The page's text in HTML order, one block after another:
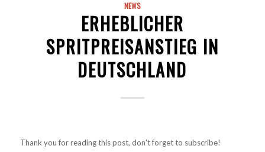
NEWS
ERHEBLICHER
SPRITPREISANSTIEG IN
DEUTSCHLAND
Thank you for reading this post, don't forget to subscribe!